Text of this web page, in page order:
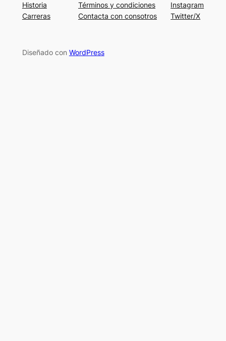
Historia
Carreras
Términos y condiciones
Contacta con consotros
Instagram
Twitter/X
Diseñado con WordPress